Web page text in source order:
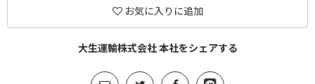
お気に入りに追加
大生運輸株式会社 本社をシェアする